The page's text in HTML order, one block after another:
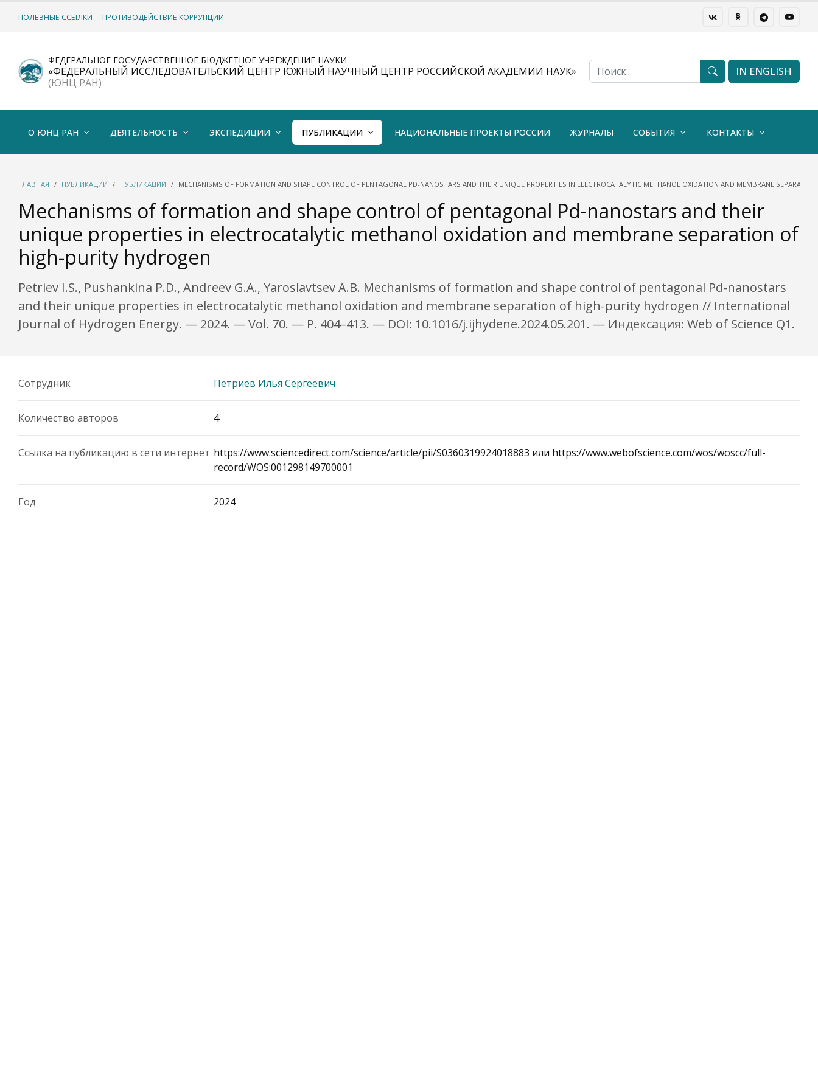
ПОЛЕЗНЫЕ ССЫЛКИ ПРОТИВОДЕЙСТВИЕ КОРРУПЦИИ
ФЕДЕРАЛЬНОЕ ГОСУДАРСТВЕННОЕ БЮДЖЕТНОЕ УЧРЕЖДЕНИЕ НАУКИ
«ФЕДЕРАЛЬНЫЙ ИССЛЕДОВАТЕЛЬСКИЙ ЦЕНТР ЮЖНЫЙ НАУЧНЫЙ ЦЕНТР РОССИЙСКОЙ АКАДЕМИИ НАУК»
(ЮНЦ РАН)
IN ENGLISH
О ЮНЦ РАН ДЕЯТЕЛЬНОСТЬ ЭКСПЕДИЦИИ ПУБЛИКАЦИИ НАЦИОНАЛЬНЫЕ ПРОЕКТЫ РОССИИ ЖУРНАЛЫ СОБЫТИЯ КОНТАКТЫ
ГЛАВНАЯ ПУБЛИКАЦИИ ПУБЛИКАЦИИ MECHANISMS OF FORMATION AND SHAPE CONTROL OF PENTAGONAL PD-NANOSTARS AND THEIR UNIQUE PROPERTIES IN ELECTROCATALYTIC METHANOL OXIDATION AND MEMBRANE
Mechanisms of formation and shape control of pentagonal Pd-nanostars and their
unique properties in electrocatalytic methanol oxidation and membrane separation of
high-purity hydrogen
Petriev I.S., Pushankina P.D., Andreev G.A., Yaroslavtsev A.B. Mechanisms of formation and shape control of pentagonal Pd-nanostars
and their unique properties in electrocatalytic methanol oxidation and membrane separation of high-purity hydrogen // International
Journal of Hydrogen Energy. — 2024. — Vol. 70. — P. 404–413. — DOI: 10.1016/j.ijhydene.2024.05.201. — Индексация: Web of Science Q1.
Сотрудник Петриев Илья Сергеевич
Количество авторов 4
Ссылка на публикацию в сети интернет https://www.sciencedirect.com/science/article/pii/S0360319924018883 или https://www.webofscience.com/wos/woscc/full-
record/WOS:001298149700001
Год 2024